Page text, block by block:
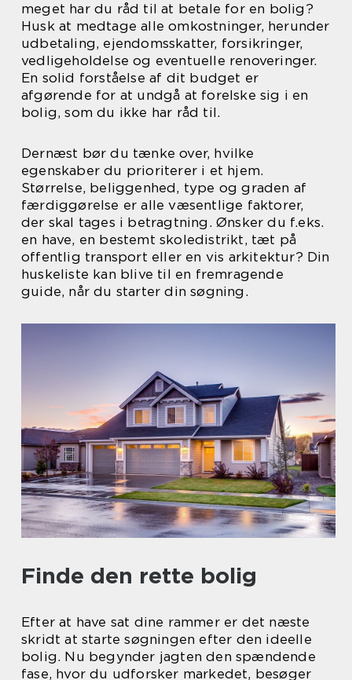
meget har du råd til at betale for en bolig?
Husk at medtage alle omkostninger, herunder
udbetaling, ejendomsskatter, forsikringer,
vedligeholdelse og eventuelle renoveringer.
En solid forståelse af dit budget er
afgørende for at undgå at forelske sig i en
bolig, som du ikke har råd til.
Dernæst bør du tænke over, hvilke
egenskaber du prioriterer i et hjem.
Størrelse, beliggenhed, type og graden af
færdiggørelse er alle væsentlige faktorer,
der skal tages i betragtning. Ønsker du f.eks.
en have, en bestemt skoledistrikt, tæt på
offentlig transport eller en vis arkitektur? Din
huskeliste kan blive til en fremragende
guide, når du starter din søgning.
Finde den rette bolig
Efter at have sat dine rammer er det næste
skridt at starte søgningen efter den ideelle
bolig. Nu begynder jagten den spændende
fase, hvor du udforsker markedet, besøger